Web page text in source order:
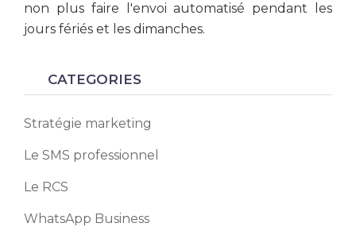
non plus faire l'envoi automatisé pendant les
jours fériés et les dimanches.
CATEGORIES
Stratégie marketing
Le SMS professionnel
Le RCS
WhatsApp Business